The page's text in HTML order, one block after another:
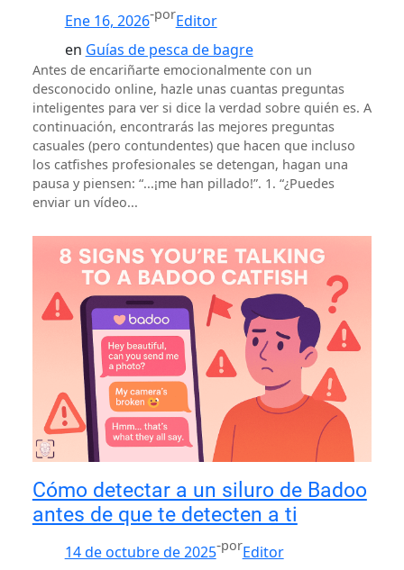
Ene 16, 2026-porEditor
en Guías de pesca de bagre
Antes de encariñarte emocionalmente con un
desconocido online, hazle unas cuantas preguntas
inteligentes para ver si dice la verdad sobre quién es. A
continuación, encontrarás las mejores preguntas
casuales (pero contundentes) que hacen que incluso
los catfishes profesionales se detengan, hagan una
pausa y piensen: “...¡me han pillado!”. 1. “¿Puedes
enviar un vídeo...
Cómo detectar a un siluro de Badoo
antes de que te detecten a ti
14 de octubre de 2025-porEditor